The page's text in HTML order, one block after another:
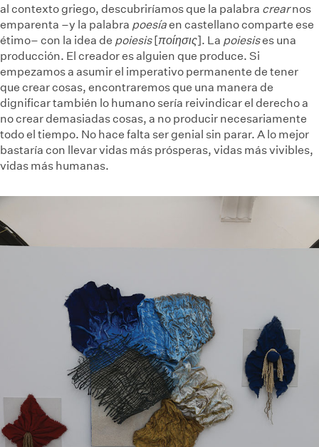
al contexto griego, descubriríamos que la palabra crearnos
emparenta –y la palabra poesíaen castellano comparte ese
étimo– con la idea de poiesis [ποίησις]. La poiesises una
producción. El creador es alguien que produce. Si
empezamos a asumir el imperativo permanente de tener
que crear cosas, encontraremos que una manera de
dignificar también lo humano sería reivindicar el derecho a
no crear demasiadas cosas, a no producir necesariamente
todo el tiempo. No hace falta ser genial sin parar. A lo mejor
bastaría con llevar vidas más prósperas, vidas más vivibles,
vidas más humanas.